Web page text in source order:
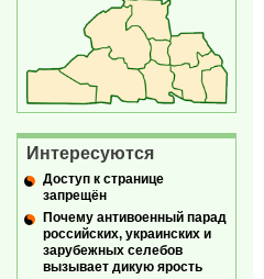
Интересуются
Доступ к странице
запрещён
Почему антивоенный парад
российских, украинских и
зарубежных селебов
вызывает дикую ярость